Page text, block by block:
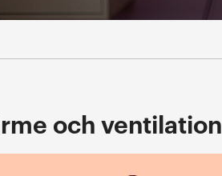
och ventilation